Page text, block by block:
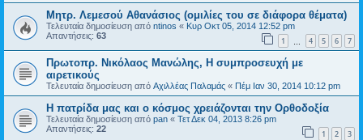
Μητρ. Λεμεσού Αθανάσιος (ομιλίες του σε διάφορα θέματα)
Τελευταία δημοσίευση από ntinos « Κυρ Οκτ 05, 2014 12:52 pm
Απαντήσεις: 63 1 4 5 6 7
Πρωτοπρ. Νικόλαος Μανώλης, Η συμπροσευχή με
αιρετικούς
Τελευταία δημοσίευση από Αχιλλέας Παλαμάς « Πέμ Ιαν 30, 2014 10:12 pm
Η πατρίδα μας και ο κόσμος χρειάζονται την Ορθοδοξία
Τελευταία δημοσίευση από pan « Τετ Δεκ 04, 2013 8:26 pm
Απαντήσεις: 22 1 2 3